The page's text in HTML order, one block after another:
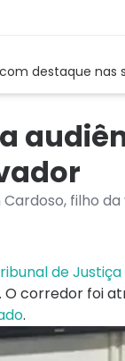
destaque nas
filho
de
corredor foi
.